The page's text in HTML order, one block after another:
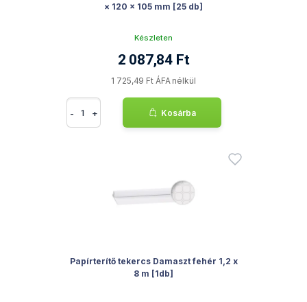
× 120 × 105 mm [25 db]
Készleten
2 087,84 Ft
1 725,49 Ft ÁFA nélkül
- + Kosárba
Papírterítő tekercs Damaszt fehér 1,2 x
8 m [1db]